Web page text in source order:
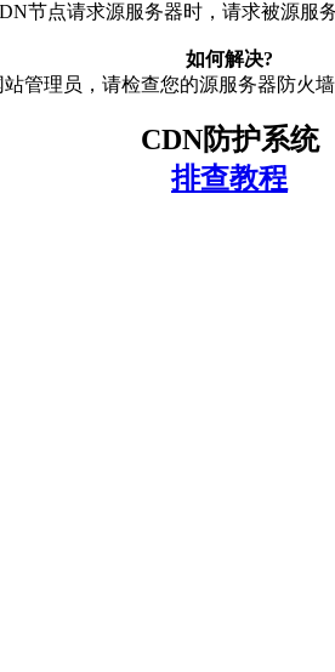
节点请求源服务器时，请求被源服
如何解决?
管理员，请检查您的源服务器防火
CDN防护系统
排查教程